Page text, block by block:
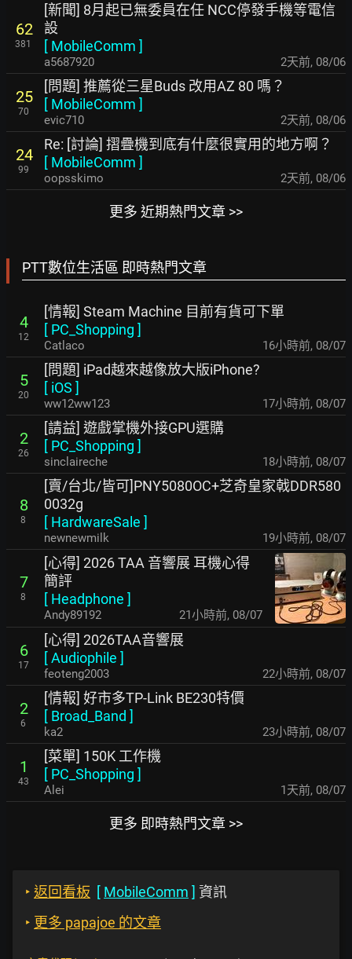
62
381
[新聞] 8月起已無委員在任 NCC停發手機等電信
設
[ MobileComm ]
a5687920 2天前, 08/06
25
70
[問題] 推薦從三星Buds 改用AZ 80 嗎？
[ MobileComm ]
evic710 2天前, 08/06
24
99
Re: [討論] 摺疊機到底有什麼很實用的地方啊？
[ MobileComm ]
oopsskimo 2天前, 08/06
更多 近期熱門文章 >>
PTT數位生活區 即時熱門文章
4
12
[情報] Steam Machine 目前有貨可下單
[ PC_Shopping ]
Catlaco 16小時前, 08/07
5
20
[問題] iPad越來越像放大版iPhone?
[ iOS ]
ww12ww123 17小時前, 08/07
2
26
[請益] 遊戲掌機外接GPU選購
[ PC_Shopping ]
sinclaireche 18小時前, 08/07
8
8
[賣/台北/皆可]PNY5080OC+芝奇皇家戟DDR580
0032g
[ HardwareSale ]
newnewmilk 19小時前, 08/07
7
8
[心得] 2026 TAA 音響展 耳機心得
簡評
[ Headphone ]
Andy89192 21小時前, 08/07
6
17
[心得] 2026TAA音響展
[Audiophile ]
feoteng2003 22小時前, 08/07
2
6
[情報] 好市多TP-Link BE230特價
[ Broad_Band ]
ka2 23小時前, 08/07
1
43
[菜單] 150K 工作機
[ PC_Shopping ]
Alei 1天前, 08/07
更多 即時熱門文章 >>
‣ 返回看板 [ MobileComm ] 資訊
‣ 更多 papajoe 的文章